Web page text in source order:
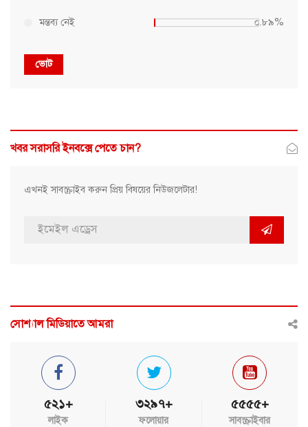
মন্তব্য নেই ০.৮৯%
ভোট
খবর সরাসরি ইনবক্সে পেতে চান?
এখনই সাবস্ক্রাইব করুন প্রিয় বিষয়ের নিউজলেটার!
সোশ্যাল মিডিয়াতে আমরা
৫২১+
লাইক
৩২৯৭+
ফলোয়ার
৫৫৫৫+
সাবস্ক্রাইবার